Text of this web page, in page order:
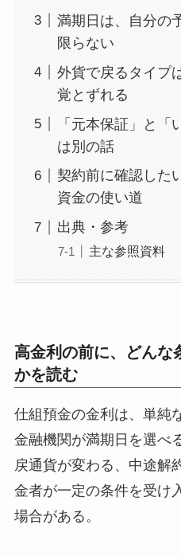
満期日は、自分の
限らない
外貨で戻るタイプ
覚とずれる
「元本保証」と「
は別の話
契約前に確認した
資金の使い道
出典・参考
主な参照資料
高金利の前に、どんな
かを読む
仕組預金の金利は、単純
金融機関が満期日を選べ
戻通貨が変わる、中途解
金者が一定の条件を受け
場合がある。